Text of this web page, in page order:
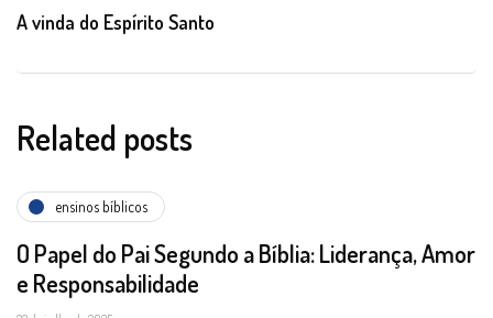
A vinda do Espírito Santo
Related posts
ensinos bíblicos
O Papel do Pai Segundo a Bíblia: Liderança, Amor
e Responsabilidade